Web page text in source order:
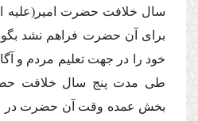
سال خلافت حضرت امیر(علیه
براى آن حضرت فراهم نشد
خود را در جهت تعلیم مردم و
طى مدت پنج سال خلافت
بخش عمده وقت آن حضرت